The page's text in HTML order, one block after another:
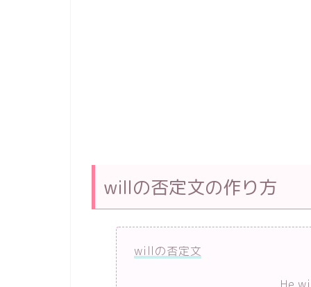
willの否定文の作り方
willの否定文